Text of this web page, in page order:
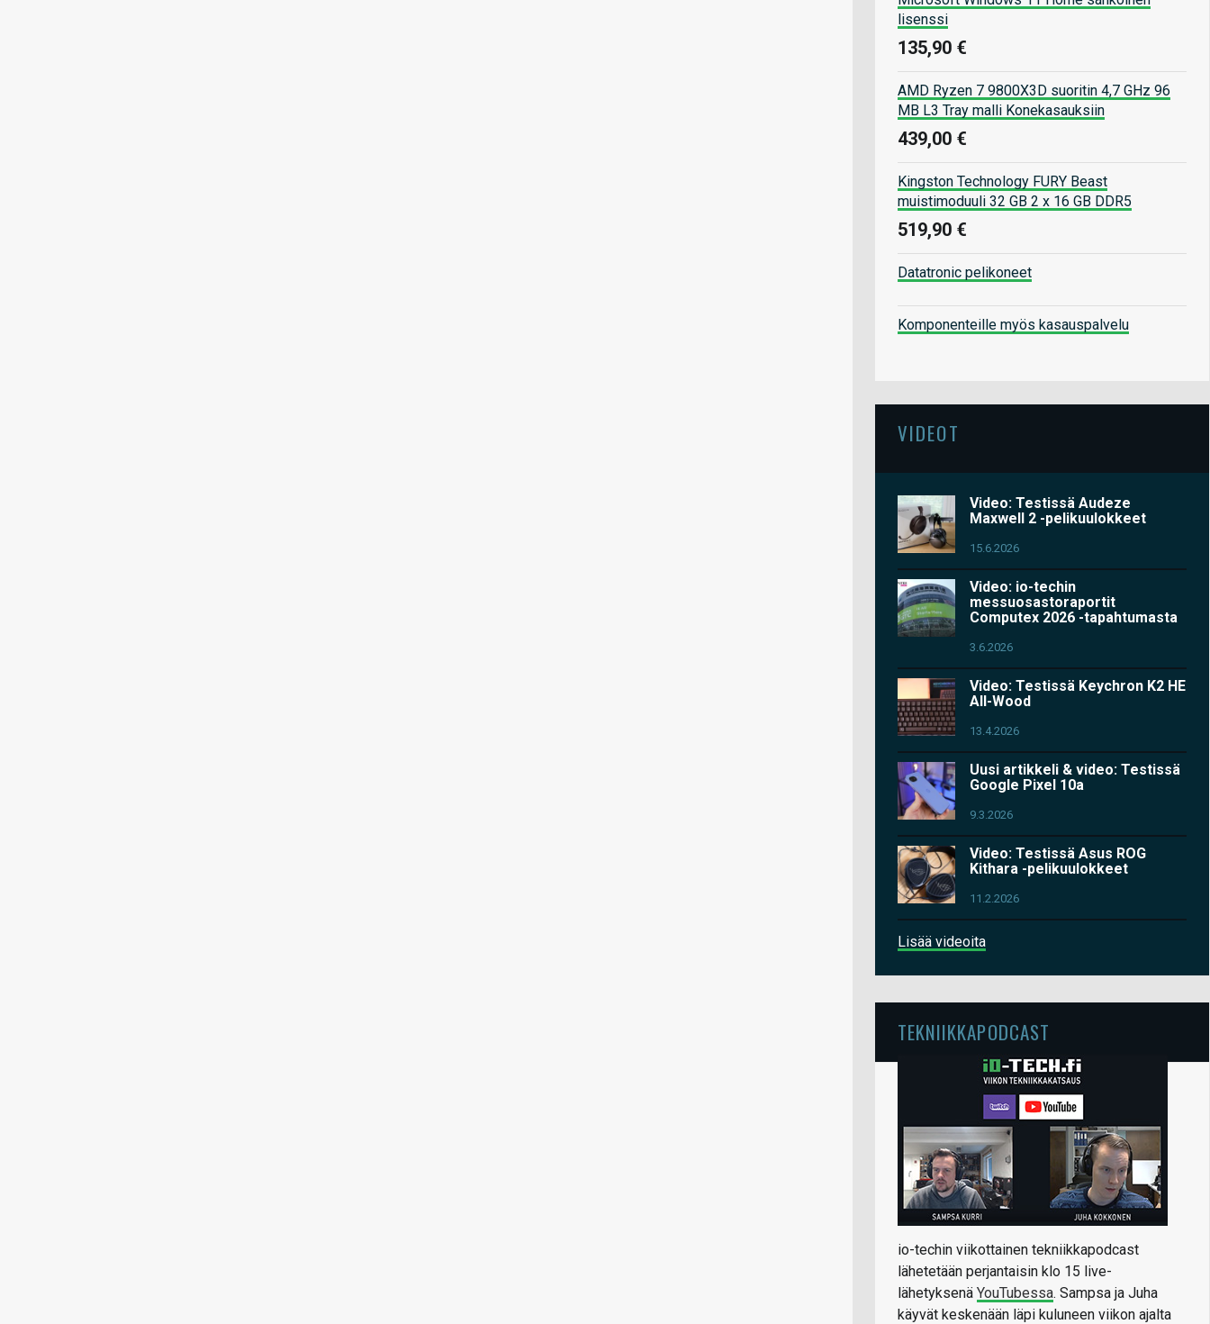
lisenssi
135,90 €
AMD Ryzen 7 9800X3D suoritin 4,7 GHz 96
MB L3 Tray malli Konekasauksiin
439,00 €
Kingston Technology FURY Beast
muistimoduuli 32 GB 2 x 16 GB DDR5
519,90 €
Datatronic pelikoneet
Komponenteille myös kasauspalvelu
VIDEOT
Video: Testissä Audeze
Maxwell 2 -pelikuulokkeet
15.6.2026
Video: io-techin
messuosastoraportit
Computex 2026 -tapahtumasta
3.6.2026
Video: Testissä Keychron K2 HE
All-Wood
13.4.2026
Uusi artikkeli & video: Testissä
Google Pixel 10a
9.3.2026
Video: Testissä Asus ROG
Kithara -pelikuulokkeet
11.2.2026
Lisää videoita
TEKNIIKKAPODCAST
io-techin viikottainen tekniikkapodcast
lähetetään perjantaisin klo 15 live-
lähetyksenä YouTubessa. Sampsa ja Juha
käyvät keskenään läpi kuluneen viikon ajalta